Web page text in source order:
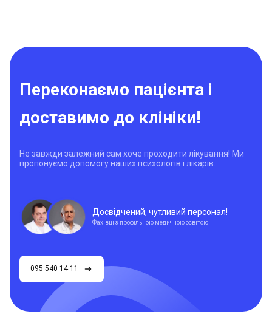
Переконаємо пацієнта і
доставимо до клініки!
Не завжди залежний сам хоче проходити лікування! Ми
пропонуємо допомогу наших психологів і лікарів.
Досвідчений, чутливий персонал!
Фахівці з профільною медичною освітою
095 540 14 11